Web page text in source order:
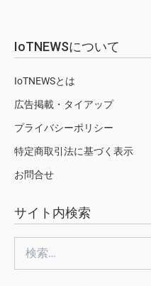
IoTNEWSについて
IoTNEWSとは
広告掲載・タイアップ
プライバシーポリシー
特定商取引法に基づく表示
お問合せ
サイト内検索
索: